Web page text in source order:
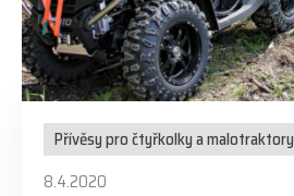
Přívěsy pro čtyřkolky a malotraktory
8.4.2020